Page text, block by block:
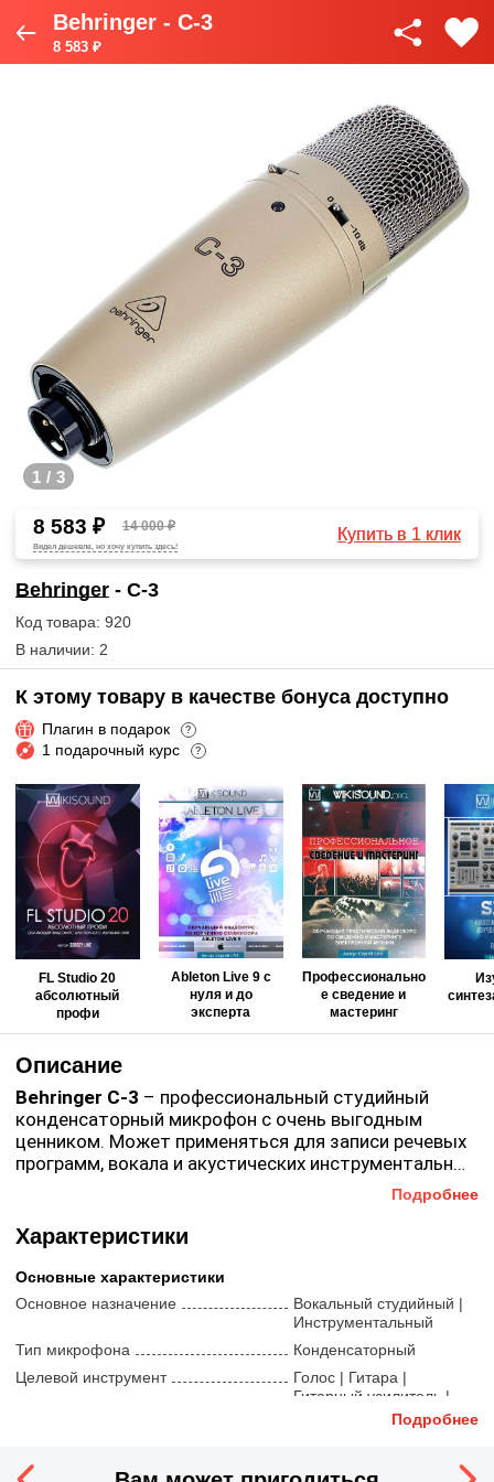
Behringer - C-3
8 583 ₽
1 / 3
8 583 ₽ 14 000 ₽
Видел дешевле, но хочу купить здесь!
Купить в 1 клик
Behringer - C-3
Код товара: 920
В наличии: 2
К этому товару в качестве бонуса доступно
Плагин в подарок ?
1 подарочный курс ?
FL Studio 20
абсолютный
профи
Ableton Live 9 с
нуля и до
эксперта
Профессионально
е сведение и
мастеринг
Описание
Behringer C-3 – профессиональный студийный
конденсаторный микрофон с очень выгодным
ценником. Может применяться для записи речевых
программ, вокала и акустических инструментальных
Микрофон выполнен в стильном металлическом
корпусе с ветрозащитой. Входной каскад построен
на бесконденсаторной FET-схеме. Микрофон
малошумный, при этом он отличается достойной
чувствительностью.
поддерживает три режима
восьмерка. В нем использованы сразу две большие
шестнадцатимиллиметровые мембраны. Для
подключения соединительного кабеля у него
имеется XLR-разъем с позолоченными контактами.
Подробнее
Характеристики
Основные характеристики
Основное назначение
Вокальный студийный |
Инструментальный
Тип микрофона
Конденсаторный
Целевой инструмент
Голос | Гитара |
Гитарный усилитель |
Духовые | Струнные
Тип установки
Подробнее